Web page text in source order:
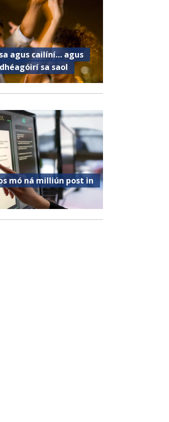
agus cailíní… agus
sa saol
mó ná milliún post in